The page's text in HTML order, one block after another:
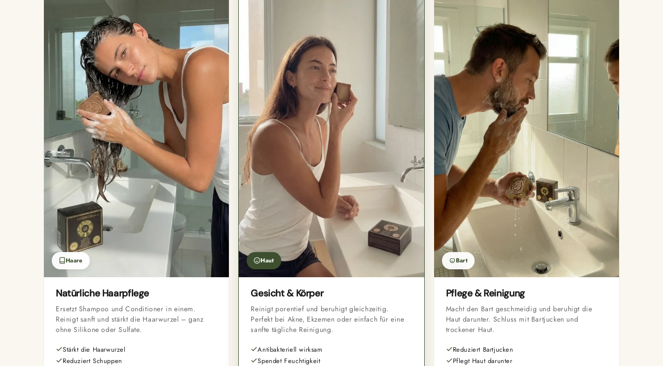
Haare
Natürliche Haarpflege
Ersetzt Shampoo und Conditioner in einem.
Reinigt sanft und stärkt die Haarwurzel – ganz
ohne Silikone oder Sulfate.
Stärkt die Haarwurzel
Reduziert Schuppen
Haut
Gesicht & Körper
Reinigt porentief und beruhigt gleichzeitig.
Perfekt bei Akne, Ekzemen oder einfach für eine
sanfte tägliche Reinigung.
Antibakteriell wirksam
Spendet Feuchtigkeit
Bart
Pflege & Reinigung
Macht den Bart geschmeidig und beruhigt die
Haut darunter. Schluss mit Bartjucken und
trockener Haut.
Reduziert Bartjucken
Pflegt Haut darunter